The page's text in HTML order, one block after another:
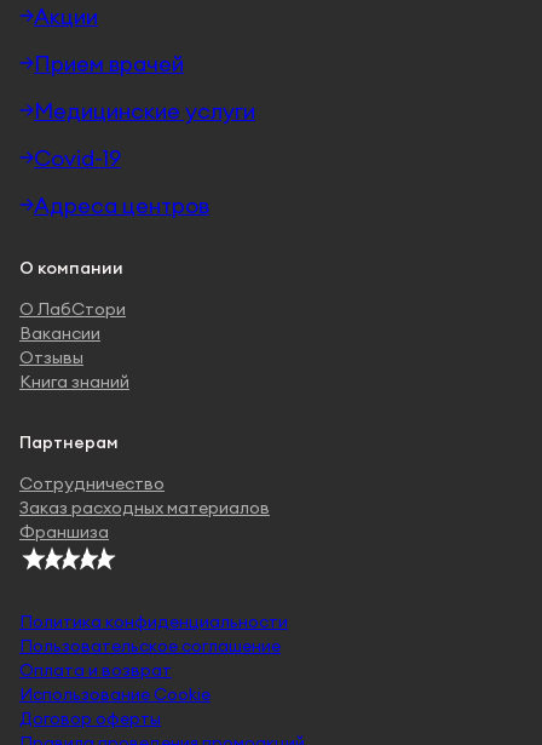
Акции
Прием врачей
Медицинские услуги
Covid-19
Адреса центров
О компании
О ЛабСтори
Вакансии
Отзывы
Книга знаний
Партнерам
Сотрудничество
Заказ расходных материалов
Франшиза
Политика конфиденциальности
Пользовательское соглашение
Оплата и возврат
Использование Cookie
Договор оферты